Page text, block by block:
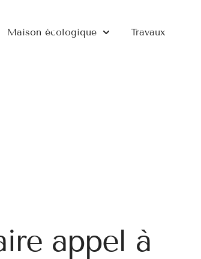
Maison écologique Travaux
appel à